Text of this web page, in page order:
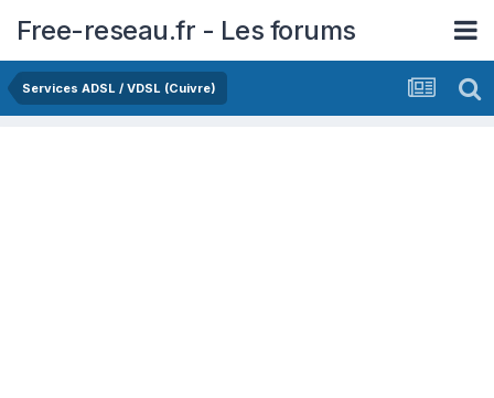
Free-reseau.fr - Les forums
Services ADSL / VDSL (Cuivre)